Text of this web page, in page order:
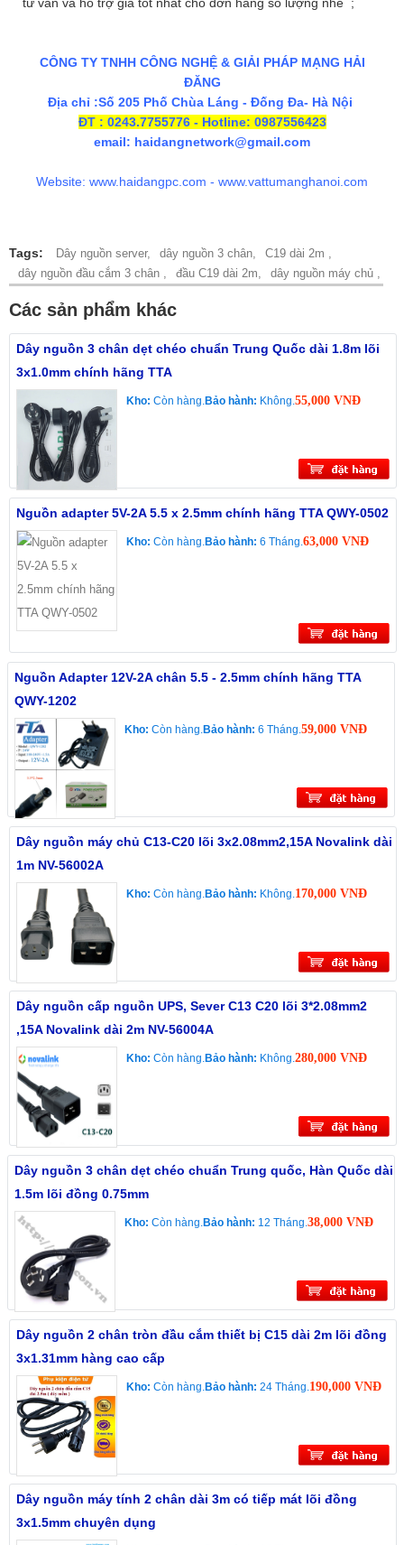
tư vấn và hỗ trợ giá tốt nhất cho đơn hàng số lượng nhé ;
CÔNG TY TNHH CÔNG NGHỆ & GIẢI PHÁP MẠNG HẢI
ĐĂNG
Địa chỉ :Số 205 Phố Chùa Láng - Đống Đa- Hà Nội
ĐT : 0243.7755776 - Hotline: 0987556423
email: haidangnetwork@gmail.com
Website: www.haidangpc.com - www.vattumanghanoi.com
Tags: Dây nguồn server, dây nguồn 3 chân,
C19 dài 2m ,
dây nguồn đầu cắm 3 chân ,
đầu C19 dài 2m, dây nguồn máy chủ ,
Các sản phẩm khác
Dây nguồn 3 chân dẹt chéo chuẩn Trung Quốc dài 1.8m lõi
3x1.0mm chính hãng TTA
Kho: Còn hàng.Bảo hành: Không.55,000 VNĐ
Nguồn adapter 5V-2A 5.5 x 2.5mm chính hãng TTA QWY-0502
Kho: Còn hàng.Bảo hành: 6 Tháng.63,000 VNĐ
Nguồn Adapter 12V-2A chân 5.5 - 2.5mm chính hãng TTA
QWY-1202
Kho: Còn hàng.Bảo hành: 6 Tháng.59,000 VNĐ
Dây nguồn máy chủ C13-C20 lõi 3x2.08mm2,15A Novalink dài
1m NV-56002A
Kho: Còn hàng.Bảo hành: Không.170,000 VNĐ
Dây nguồn cấp nguồn UPS, Sever C13 C20 lõi 3*2.08mm2
,15A Novalink dài 2m NV-56004A
Kho: Còn hàng.Bảo hành: Không.280,000 VNĐ
Dây nguồn 3 chân dẹt chéo chuẩn Trung quốc, Hàn Quốc dài
1.5m lõi đồng 0.75mm
Kho: Còn hàng.Bảo hành: 12 Tháng.38,000 VNĐ
Dây nguồn 2 chân tròn đầu cắm thiết bị C15 dài 2m lõi đồng
3x1.31mm hàng cao cấp
Kho: Còn hàng.Bảo hành: 24 Tháng.190,000 VNĐ
Dây nguồn máy tính 2 chân dài 3m có tiếp mát lõi đồng
3x1.5mm chuyên dụng